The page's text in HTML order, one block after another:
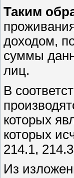
Таким
доходом,
суммы
лиц.
В
которых
которых
214.1,
Из